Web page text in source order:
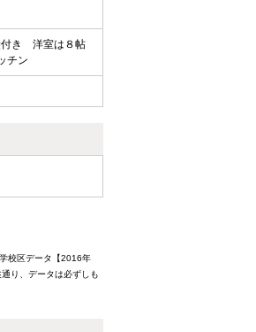
き 洋室は８帖
チン
校区データ【2016年
り、データは必ずしも